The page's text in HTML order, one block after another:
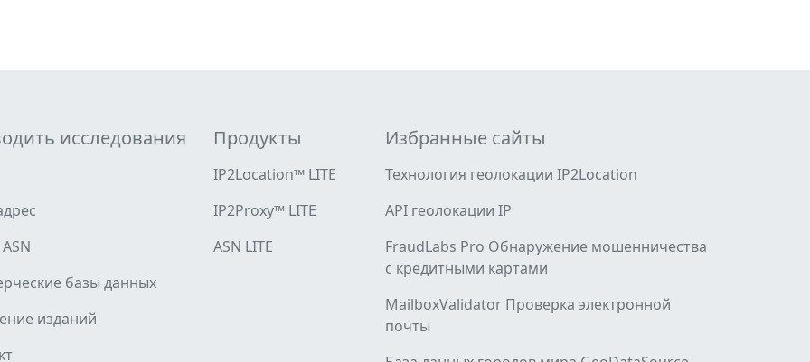
исследования
базы данных
изданий
Продукты
IP2Location™ LITE
IP2Proxy™ LITE
ASN LITE
Избранные сайты
Технология геолокации IP2Location
API геолокации IP
FraudLabs Pro Обнаружение мошенничества
с кредитными картами
MailboxValidator Проверка электронной
почты